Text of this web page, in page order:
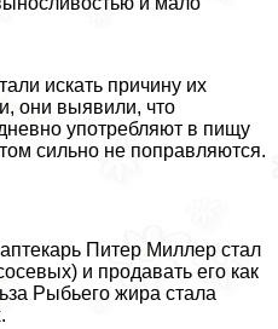
искать причину их
они выявили, что
употрeбляют в пищу
сильно не поправляются.
Питер Миллер стал
и продавать его как
Рыбьего жира стала